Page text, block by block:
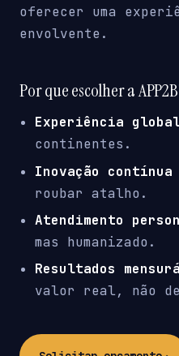
oferecer uma
envolvente.
Por que escolher a
Experiência
continentes.
Inovação contínua
roubar atalho.
Atendimento
mas humanizado.
Resultados
valor real, não